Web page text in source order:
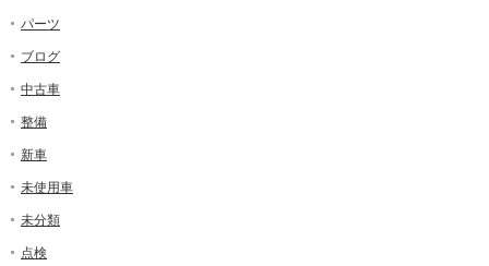
パーツ
ブログ
中古車
整備
新車
未使用車
未分類
点検